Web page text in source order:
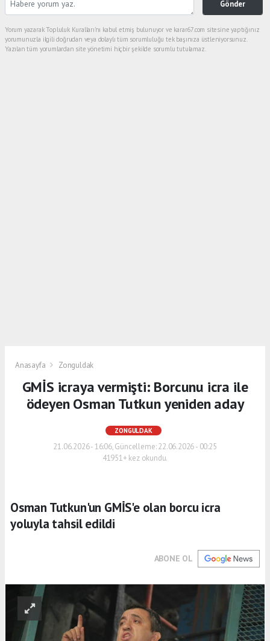
Gönder
Yorum yazarak Topluluk Kuralları’nı kabul etmiş bulunuyor ve karar67.com sitesine yaptığınız
yorumunuzla ilgili doğrudan veya dolaylı tüm sorumluluğu tek başınıza üstleniyorsunuz.
Yazılan tüm yorumlardan site yönetimi hiçbir şekilde sorumlu tutulamaz.
Anasayfa Zonguldak
GMİS icraya vermişti: Borcunu icra ile
ödeyen Osman Tutkun yeniden aday
ZONGULDAK
21.06.2026 - 16:06, Güncelleme: 22.06.2026 - 00:25
41951+ kez okundu.
Osman Tutkun'un GMİS'e olan borcu icra
yoluyla tahsil edildi
ABONE OL